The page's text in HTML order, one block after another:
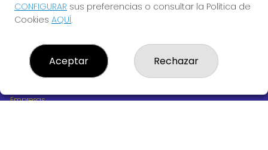
¿Quiénes somos?
Comprar lotería
Resultados
Empresas
CONFIGURAR sus preferencias o consultar la Política de
Cookies AQUÍ.
Aceptar Rechazar